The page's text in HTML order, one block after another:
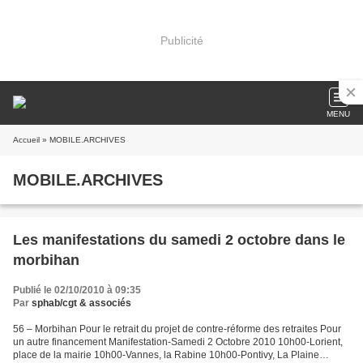
Publicité
MENU
Accueil » MOBILE.ARCHIVES
MOBILE.ARCHIVES
Les manifestations du samedi 2 octobre dans le
morbihan
Publié le 02/10/2010 à 09:35
Par sphab/cgt & associés
56 – Morbihan Pour le retrait du projet de contre-réforme des retraites Pour
un autre financement Manifestation-Samedi 2 Octobre 2010 10h00-Lorient,
place de la mairie 10h00-Vannes, la Rabine 10h00-Pontivy, La Plaine